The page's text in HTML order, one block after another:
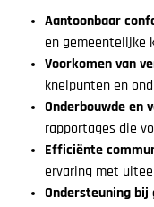
Aantoonbaar
en gemeentelijke
Voorkomen van
knelpunten en
Onderbouwde en
rapportages die
Efficiënte
ervaring met
Ondersteuning bij